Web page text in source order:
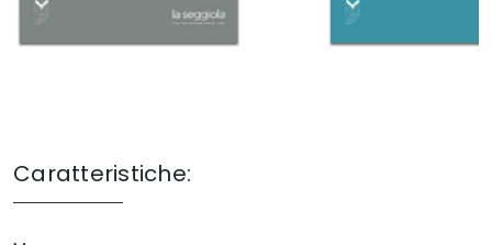
Caratteristiche: